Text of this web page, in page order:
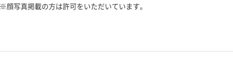
※顔写真掲載の方は許可をいただいています。